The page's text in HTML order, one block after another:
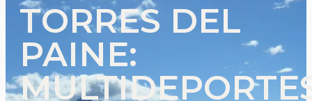
TORRES DEL
PAINE: